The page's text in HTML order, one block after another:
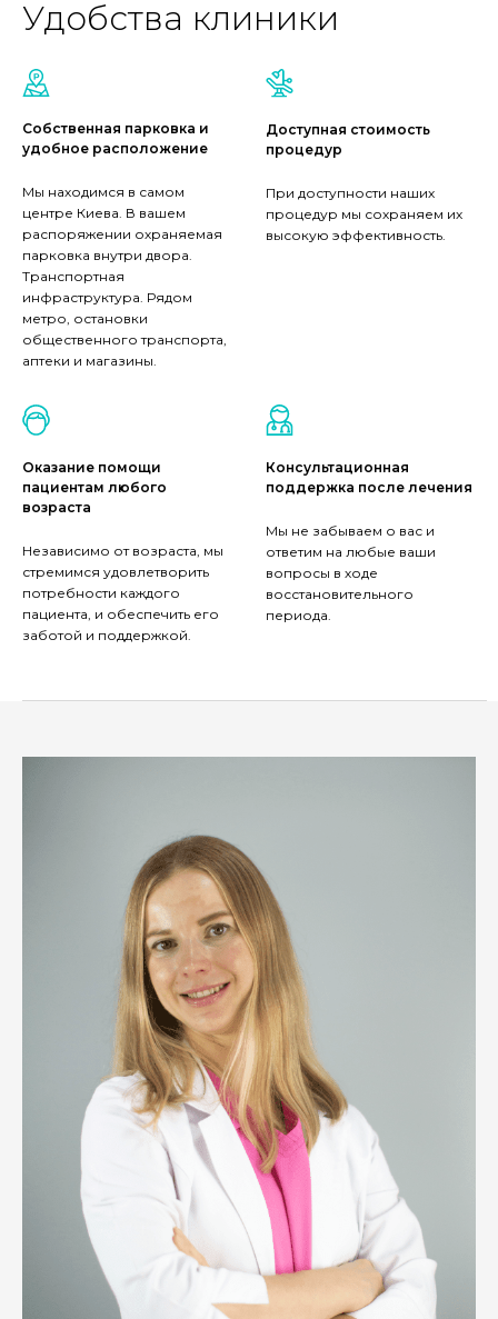
Удобства клиники
Собственная парковка и
удобное расположение
Мы находимся в самом
центре Киева. В вашем
распоряжении охраняемая
парковка внутри двора.
Транспортная
инфраструктура. Рядом
метро, остановки
общественного транспорта,
аптеки и магазины.
Доступная стоимость
процедур
При доступности наших
процедур мы сохраняем их
высокую эффективность.
Оказание помощи
пациентам любого
возраста
Независимо от возраста, мы
стремимся удовлетворить
потребности каждого
пациента, и обеспечить его
заботой и поддержкой.
Консультационная
поддержка после лечения
Мы не забываем о вас и
ответим на любые ваши
вопросы в ходе
восстановительного
периода.